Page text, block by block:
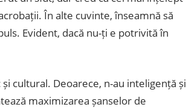
În alte cuvinte, înseamnă să
Evident, dacă nu-ți e potrivită în
cultural. Deoarece, n-au inteligență și
maximizarea șanselor de